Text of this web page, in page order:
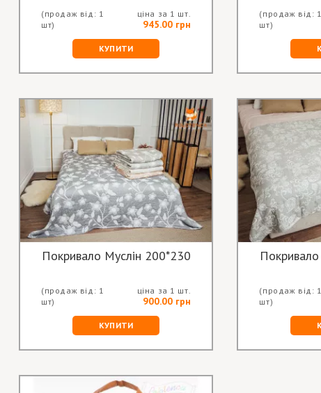
(продаж від: 1
шт)
ціна за 1 шт.
945.00 грн
КУПИТИ
(продаж від: 1
шт)
Покривало Муслін 200*230
(продаж від: 1
шт)
ціна за 1 шт.
900.00 грн
КУПИТИ
(продаж від: 1
шт)